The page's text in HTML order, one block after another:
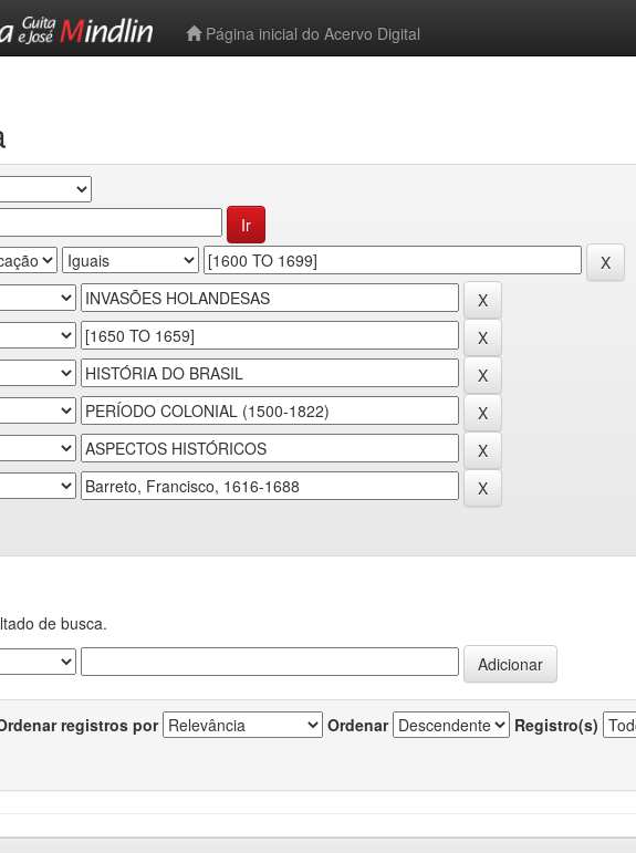
Página inicial do Acervo Digital
de busca.
registros por Ordenar Registro(s)